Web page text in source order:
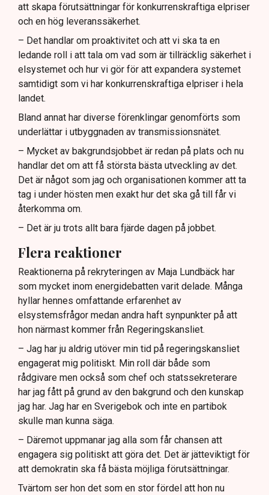
att skapa förutsättningar för konkurrenskraftiga elpriser
och en hög leveranssäkerhet.
– Det handlar om proaktivitet och att vi ska ta en
ledande roll i att tala om vad som är tillräcklig säkerhet i
elsystemet och hur vi gör för att expandera systemet
samtidigt som vi har konkurrenskraftiga elpriser i hela
landet.
Bland annat har diverse förenklingar genomförts som
underlättar i utbyggnaden av transmissionsnätet.
– Mycket av bakgrundsjobbet är redan på plats och nu
handlar det om att få största bästa utveckling av det.
Det är något som jag och organisationen kommer att ta
tag i under hösten men exakt hur det ska gå till får vi
återkomma om.
– Det är ju trots allt bara fjärde dagen på jobbet.
Flera reaktioner
Reaktionerna på rekryteringen av Maja Lundbäck har
som mycket inom energidebatten varit delade. Många
hyllar hennes omfattande erfarenhet av
elsystemsfrågor medan andra haft synpunkter på att
hon närmast kommer från Regeringskansliet.
– Jag har ju aldrig utöver min tid på regeringskansliet
engagerat mig politiskt. Min roll där både som
rådgivare men också som chef och statssekreterare
har jag fått på grund av den bakgrund och den kunskap
jag har. Jag har en Sverigebok och inte en partibok
skulle man kunna säga.
– Däremot uppmanar jag alla som får chansen att
engagera sig politiskt att göra det. Det är jätteviktigt för
att demokratin ska få bästa möjliga förutsättningar.
Tvärtom ser hon det som en stor fördel att hon nu